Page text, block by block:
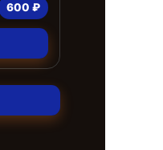
600 ₽